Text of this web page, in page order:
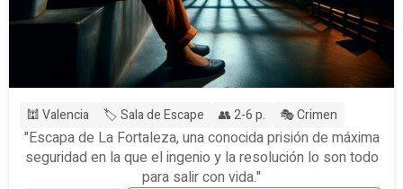
🕍 Valencia 🏷️ Sala de Escape 👥 2-6 p. 🎭 Crimen
"Escapa de La Fortaleza, una conocida prisión de máxima
seguridad en la que el ingenio y la resolución lo son todo
para salir con vida."